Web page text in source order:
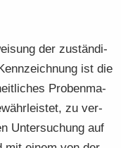
der zu­stän­di­
ist die
Pro­ben­ma­
zu ver­
Un­ter­su­chung auf